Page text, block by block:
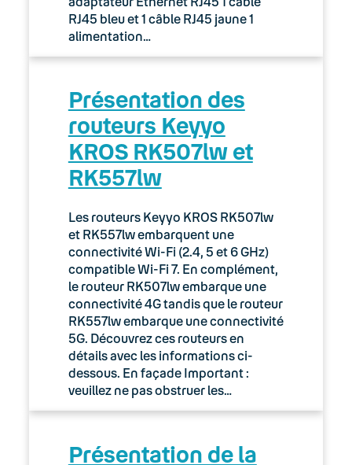
RJ45 bleu et 1 câble RJ45 jaune 1
alimentation…
Présentation des
routeurs Keyyo
KROS RK507lw et
RK557lw
Les routeurs Keyyo KROS RK507lw
et RK557lw embarquent une
connectivité Wi-Fi (2.4, 5 et 6 GHz)
compatible Wi-Fi 7. En complément,
le routeur RK507lw embarque une
connectivité 4G tandis que le routeur
RK557lw embarque une connectivité
5G. Découvrez ces routeurs en
détails avec les informations ci-
dessous. En façade Important :
veuillez ne pas obstruer les…
Présentation de la